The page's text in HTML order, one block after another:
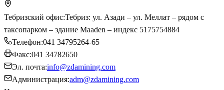
Тебризский офис:Тебриз: ул. Азади – ул. Меллат – рядом с
таксопарком – здание Maaden – индекс 5175754884
Телефон:041 34795264-65
Факс:041 34782650
Эл. почта:info@zdamining.com
Администрация:adm@zdamining.com